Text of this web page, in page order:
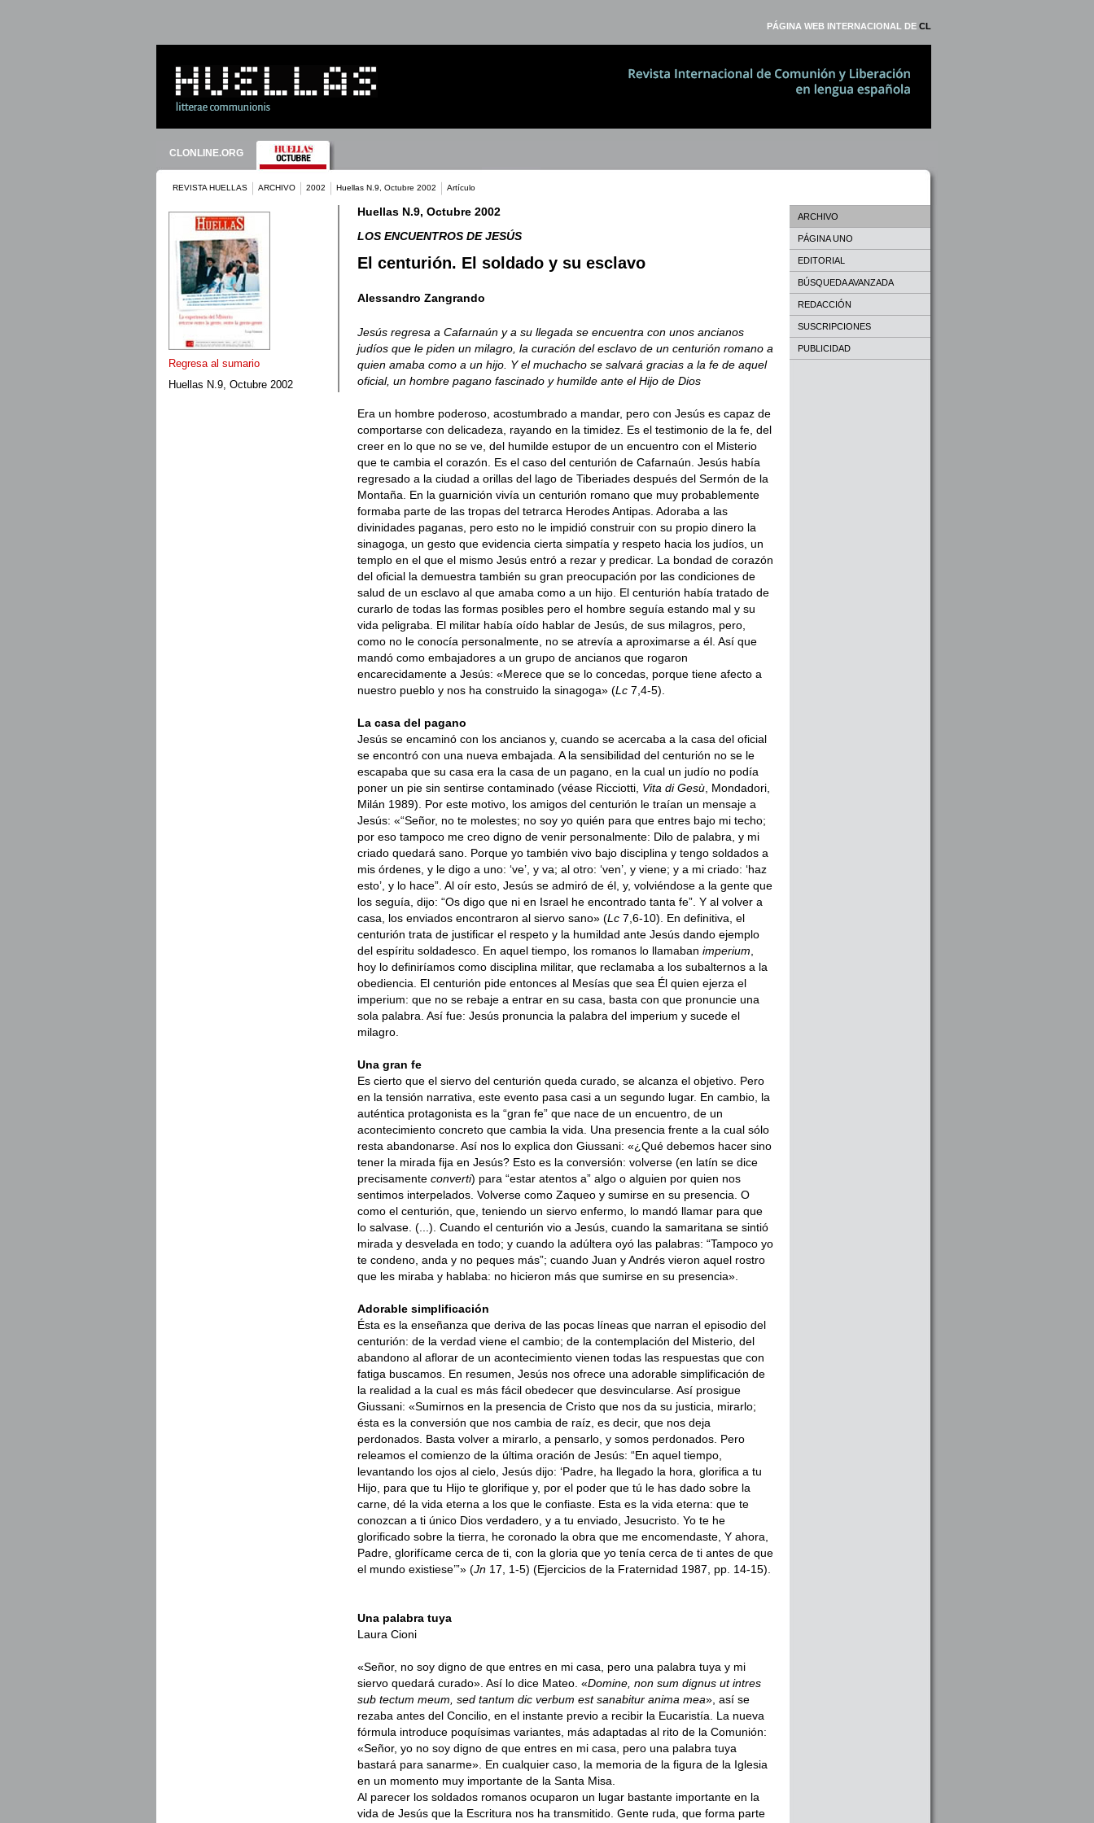
PÁGINA WEB INTERNACIONAL DE CL
CLONLINE.ORG
REVISTA HUELLAS ARCHIVO 2002 Huellas N.9, Octubre 2002 Artículo
Regresa al sumario
Huellas N.9, Octubre 2002
Huellas N.9, Octubre 2002
LOS ENCUENTROS DE JESÚS
El centurión. El soldado y su esclavo
Alessandro Zangrando
Jesús regresa a Cafarnaún y a su llegada se encuentra con unos ancianos
judíos que le piden un milagro, la curación del esclavo de un centurión romano a
quien amaba como a un hijo. Y el muchacho se salvará gracias a la fe de aquel
oficial, un hombre pagano fascinado y humilde ante el Hijo de Dios
Era un hombre poderoso, acostumbrado a mandar, pero con Jesús es capaz de
comportarse con delicadeza, rayando en la timidez. Es el testimonio de la fe, del
creer en lo que no se ve, del humilde estupor de un encuentro con el Misterio
que te cambia el corazón. Es el caso del centurión de Cafarnaún. Jesús había
regresado a la ciudad a orillas del lago de Tiberiades después del Sermón de la
Montaña. En la guarnición vivía un centurión romano que muy probablemente
formaba parte de las tropas del tetrarca Herodes Antipas. Adoraba a las
divinidades paganas, pero esto no le impidió construir con su propio dinero la
sinagoga, un gesto que evidencia cierta simpatía y respeto hacia los judíos, un
templo en el que el mismo Jesús entró a rezar y predicar. La bondad de corazón
del oficial la demuestra también su gran preocupación por las condiciones de
salud de un esclavo al que amaba como a un hijo. El centurión había tratado de
curarlo de todas las formas posibles pero el hombre seguía estando mal y su
vida peligraba. El militar había oído hablar de Jesús, de sus milagros, pero,
como no le conocía personalmente, no se atrevía a aproximarse a él. Así que
mandó como embajadores a un grupo de ancianos que rogaron
encarecidamente a Jesús: «Merece que se lo concedas, porque tiene afecto a
nuestro pueblo y nos ha construido la sinagoga» (Lc 7,4-5).
La casa del pagano
Jesús se encaminó con los ancianos y, cuando se acercaba a la casa del oficial
se encontró con una nueva embajada. A la sensibilidad del centurión no se le
escapaba que su casa era la casa de un pagano, en la cual un judío no podía
poner un pie sin sentirse contaminado (véase Ricciotti, Vita di Gesù , Mondadori,
Milán 1989). Por este motivo, los amigos del centurión le traían un mensaje a
Jesús: «“Señor, no te molestes; no soy yo quién para que entres bajo mi techo;
por eso tampoco me creo digno de venir personalmente: Dilo de palabra, y mi
criado quedará sano. Porque yo también vivo bajo disciplina y tengo soldados a
mis órdenes, y le digo a uno: ‘ve’, y va; al otro: ‘ven’, y viene; y a mi criado: ‘haz
esto’, y lo hace”. Al oír esto, Jesús se admiró de él, y, volviéndose a la gente que
los seguía, dijo: “Os digo que ni en Israel he encontrado tanta fe”. Y al volver a
casa, los enviados encontraron al siervo sano» (Lc 7,6-10). En definitiva, el
centurión trata de justificar el respeto y la humildad ante Jesús dando ejemplo
del espíritu soldadesco. En aquel tiempo, los romanos lo llamaban imperium
hoy lo definiríamos como disciplina militar, que reclamaba a los subalternos a la
obediencia. El centurión pide entonces al Mesías que sea Él quien ejerza el
imperium: que no se rebaje a entrar en su casa, basta con que pronuncie una
sola palabra. Así fue: Jesús pronuncia la palabra del imperium y sucede el
milagro.
Una gran fe
Es cierto que el siervo del centurión queda curado, se alcanza el objetivo. Pero
en la tensión narrativa, este evento pasa casi a un segundo lugar. En cambio, la
auténtica protagonista es la “gran fe” que nace de un encuentro, de un
acontecimiento concreto que cambia la vida. Una presencia frente a la cual sólo
resta abandonarse. Así nos lo explica don Giussani: «¿Qué debemos hacer sino
tener la mirada fija en Jesús? Esto es la conversión: volverse (en latín se dice
precisamente converti) para “estar atentos a” algo o alguien por quien nos
sentimos interpelados. Volverse como Zaqueo y sumirse en su presencia. O
como el centurión, que, teniendo un siervo enfermo, lo mandó llamar para que
lo salvase. (...). Cuando el centurión vio a Jesús, cuando la samaritana se sintió
mirada y desvelada en todo; y cuando la adúltera oyó las palabras: “Tampoco yo
te condeno, anda y no peques más”; cuando Juan y Andrés vieron aquel rostro
que les miraba y hablaba: no hicieron más que sumirse en su presencia».
Adorable simplificación
Ésta es la enseñanza que deriva de las pocas líneas que narran el episodio del
centurión: de la verdad viene el cambio; de la contemplación del Misterio, del
abandono al aflorar de un acontecimiento vienen todas las respuestas que con
fatiga buscamos. En resumen, Jesús nos ofrece una adorable simplificación de
la realidad a la cual es más fácil obedecer que desvincularse. Así prosigue
Giussani: «Sumirnos en la presencia de Cristo que nos da su justicia, mirarlo;
ésta es la conversión que nos cambia de raíz, es decir, que nos deja
perdonados. Basta volver a mirarlo, a pensarlo, y somos perdonados. Pero
releamos el comienzo de la última oración de Jesús: “En aquel tiempo,
levantando los ojos al cielo, Jesús dijo: ‘Padre, ha llegado la hora, glorifica a tu
Hijo, para que tu Hijo te glorifique y, por el poder que tú le has dado sobre la
carne, dé la vida eterna a los que le confiaste. Esta es la vida eterna: que te
conozcan a ti único Dios verdadero, y a tu enviado, Jesucristo. Yo te he
glorificado sobre la tierra, he coronado la obra que me encomendaste, Y ahora,
Padre, glorifícame cerca de ti, con la gloria que yo tenía cerca de ti antes de que
el mundo existiese’”» (Jn 17, 1-5) (Ejercicios de la Fraternidad 1987, pp. 14-15).
Una palabra tuya
Laura Cioni
«Señor, no soy digno de que entres en mi casa, pero una palabra tuya y mi
siervo quedará curado». Así lo dice Mateo. «Domine, non sum dignus ut intres
sub tectum meum, sed tantum dic verbum est sanabitur anima mea», así se
rezaba antes del Concilio, en el instante previo a recibir la Eucaristía. La nueva
fórmula introduce poquísimas variantes, más adaptadas al rito de la Comunión:
«Señor, yo no soy digno de que entres en mi casa, pero una palabra tuya
bastará para sanarme». En cualquier caso, la memoria de la figura de la Iglesia
en un momento muy importante de la Santa Misa.
Al parecer los soldados romanos ocuparon un lugar bastante importante en la
vida de Jesús que la Escritura nos ha transmitido. Gente ruda, que forma parte
ARCHIVO
PÁGINA UNO
EDITORIAL
BÚSQUEDA AVANZADA
REDACCIÓN
SUSCRIPCIONES
PUBLICIDAD